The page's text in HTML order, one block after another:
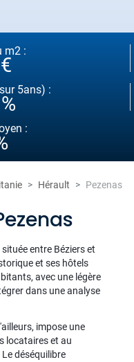
m2 :
5ans) :
:
Hérault Pezenas
entre Béziers et
et ses hôtels
avec une légère
dans une analyse
impose une
locataires et au
déséquilibre